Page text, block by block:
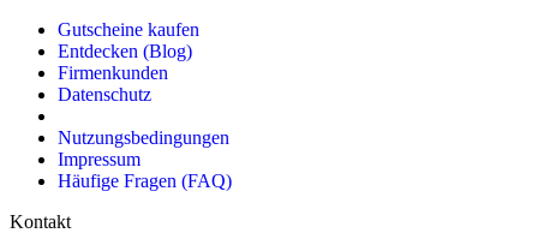
Gutscheine kaufen
Entdecken (Blog)
Firmenkunden
Datenschutz
Nutzungsbedingungen
Impressum
Häufige Fragen (FAQ)
Kontakt